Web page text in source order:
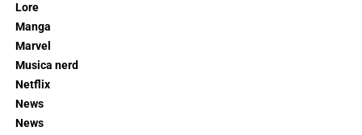
Lore
Manga
Marvel
Musica nerd
Netflix
News
News